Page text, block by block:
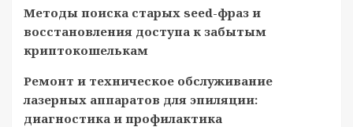
Методы поиска старых seed-фраз и
восстановления доступа к забытым
криптокошелькам
Ремонт и техническое обслуживание
лазерных аппаратов для эпиляции:
диагностика и профилактика